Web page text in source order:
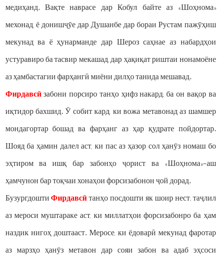
медиҳанд. Вақте наврасе дар Кобул байте аз «Шоҳнома»
мехонад, ё донишҷӯе дар Душанбе дар бораи Рустам пажӯҳиш
мекунад ва ё ҳунарманде дар Шероз саҳнае аз набардҳои
устуравиро ба тасвир мекашад, дар ҳақиқат риштаи нонамоёне
аз ҳамбастагии фарҳангӣ миёни дилҳо танида мешавад.
Фирдавсӣзабони порсиро танҳо ҳифз накард; ба он вақор ва
иқтидор бахшид. Ӯ собит кард, ки вожа метавонад аз шамшер
мондагортар бошад ва фарҳанг аз ҳар қудрате пойдортар.
Шояд ба ҳамин далел аст, ки пас аз ҳазор сол ҳанӯз номаш бо
эҳтиром ва ишқ бар забонҳо ҷорист ва «Шоҳнома»-аш
ҳамчунон бар тоқчаи хонаҳои форсизабонон ҷой дорад.
БузургдоштиФирдавсӣтанҳо посдошти як шоир нест; таҷлил
аз мероси муштараке аст, ки миллатҳои форсизабонро ба ҳам
наздик нигоҳ доштааст. Меросе, ки ёдоварӣ мекунад фаротар
аз марзҳо ҳанӯз метавон дар сояи забон ва адаб эҳсоси